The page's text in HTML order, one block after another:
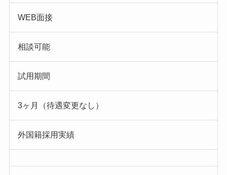
WEB面接
相談可能
試用期間
3ヶ月（待遇変更なし）
外国籍採用実績